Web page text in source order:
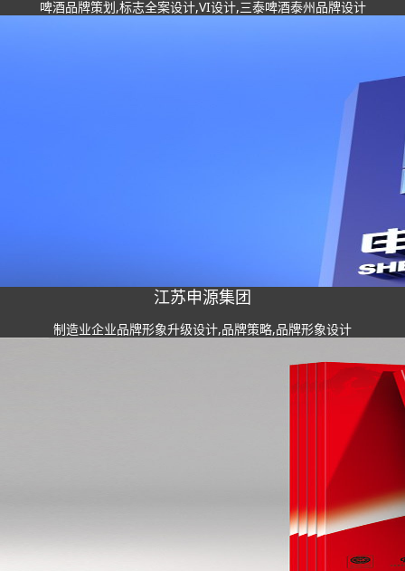
啤酒品牌策划,标志全案设计,VI设计,三泰啤酒泰州品牌设计
江苏申源集团
制造业企业品牌形象升级设计,品牌策略,品牌形象设计